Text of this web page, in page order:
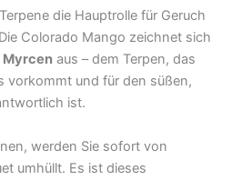
die Hauptrolle für Geruch
Colorado Mango zeichnet sich
Myrcen aus – dem Terpen, das
vorkommt und für den süßen,
ist.
werden Sie sofort von
umhüllt. Es ist dieses